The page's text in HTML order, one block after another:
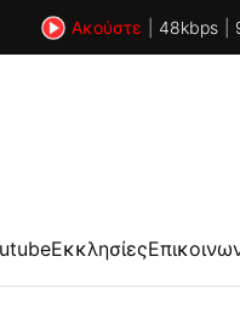
Ακούστε 48kbps
Εκκλησίες